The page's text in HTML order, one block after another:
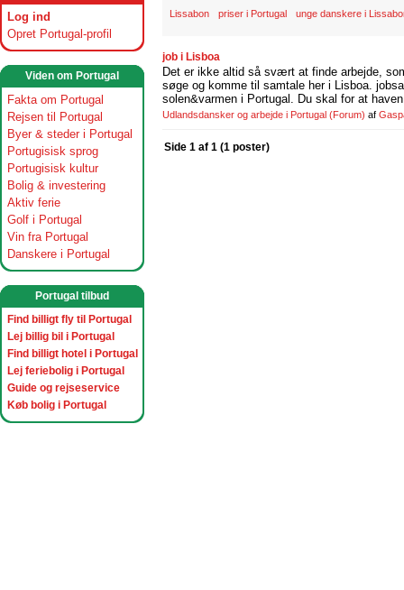
Log ind
Opret Portugal-profil
Viden om Portugal
Fakta om Portugal
Rejsen til Portugal
Byer & steder i Portugal
Portugisisk sprog
Portugisisk kultur
Bolig & investering
Aktiv ferie
Golf i Portugal
Vin fra Portugal
Danskere i Portugal
Portugal tilbud
Find billigt fly til Portugal
Lej billig bil i Portugal
Find billigt hotel i Portugal
Lej feriebolig i Portugal
Guide og rejseservice
Køb bolig i Portugal
Lissabon priser i Portugal unge danskere i
job i Lisboa
Det er ikke altid så svært at finde arbejde,
søge og komme til samtale her i Lisboa.
solen&varmen i Portugal. Du skal for at
Udlandsdansker og arbejde i Portugal (Forum) af
Side 1 af 1 (1 poster)